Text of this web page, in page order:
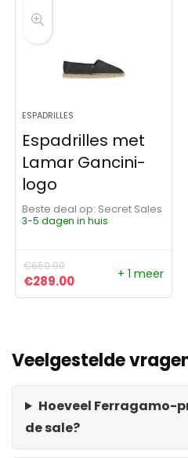
ESPADRILLES
Espadrilles met
Lamar Gancini-
logo
Beste deal op:
Secret Sales
3-5 dagen in huis
€650.00
Oorspronkelijke prijs was:
€289.00Huidige prijs is:
+ 1 meer
Veelgestelde
Hoeveel Ferragamo-
de sale?